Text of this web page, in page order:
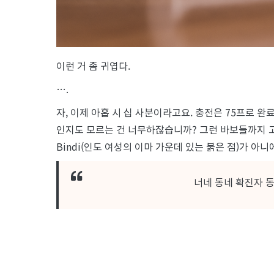
이런 거 좀 귀엽다.
….
자, 이제 아홉 시 십 사분이라고요. 충전은 75프로 완
인지도 모르는 건 너무하잖습니까? 그런 바보들까지
Bindi(인도 여성의 이마 가운데 있는 붉은 점)가 아니
너네 동네 확진자